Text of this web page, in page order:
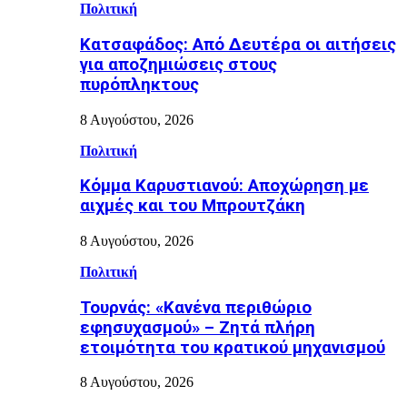
Πολιτική
Κατσαφάδος: Από Δευτέρα οι αιτήσεις
για αποζημιώσεις στους
πυρόπληκτους
8 Αυγούστου, 2026
Πολιτική
Κόμμα Καρυστιανού: Αποχώρηση με
αιχμές και του Μπρουτζάκη
8 Αυγούστου, 2026
Πολιτική
Τουρνάς: «Κανένα περιθώριο
εφησυχασμού» – Ζητά πλήρη
ετοιμότητα του κρατικού μηχανισμού
8 Αυγούστου, 2026